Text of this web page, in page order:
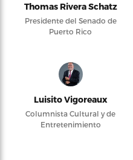
Thomas Rivera Schatz
Presidente del Senado de
Puerto Rico
Luisito Vigoreaux
Columnista Cultural y de
Entretenimiento